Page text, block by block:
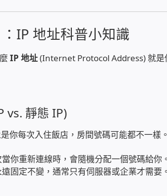
IP 地址科普小知識
IP 地址(Internet Protocol Address) 就是
vs. 靜態 IP)
你每次入住飯店，房間號碼可能都不一樣。
你重新連線時，會隨機分配一個號碼給你。
固定不變，通常只有伺服器或企業才需要。